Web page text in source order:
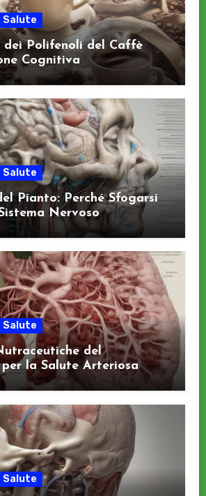
Salute
dei Polifenoli del Caffè
Cognitiva
Salute
Pianto: Perché Sfogarsi
Nervoso
Salute
del
la Salute Arteriosa
Salute